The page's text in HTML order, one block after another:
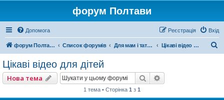
форум Полтави
Допомога Вхід
Реєстрація
форум Полтави Список форумів Для мам і татусів Цікаві відео для дітей
Цікаві відео для дітей
Нова тема Пошук
1 тема • Сторінка 1 з 1